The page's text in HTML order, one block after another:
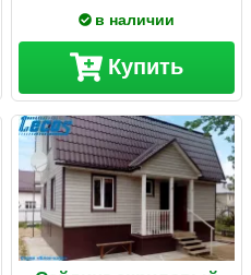
в наличии
Купить